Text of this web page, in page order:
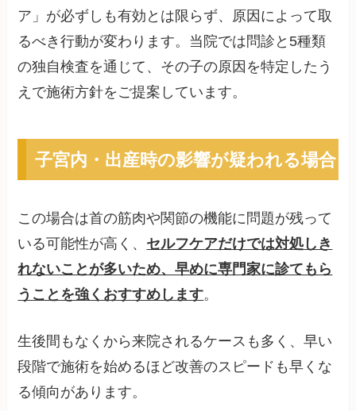
ア」が必ずしも有効とは限らず、原因によって取
るべき行動が変わります。当院では問診と5種類
の独自検査を通じて、その子の原因を特定したう
えで施術方針をご提案しています。
子宮内・出産時の影響が疑われる場合
この場合は首の筋肉や関節の機能に問題が残って
いる可能性が高く、 セルフケアだけでは対処しき
れないことが多いため、早めに専門家に診てもら
うことを強くおすすめします。
生後間もなくから来院されるケースも多く、早い
段階で施術を始めるほど改善のスピードも早くな
る傾向があります。